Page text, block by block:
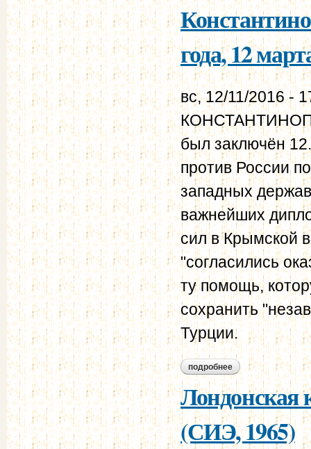
года, 12
вс, 12/11/2016 -
был заключён
против России
западных
важнейших
сил в Крымской
"согласились
ту помощь,
сохранить
Турции.
подробнее о
Лондонская
(СИЭ, 1965)